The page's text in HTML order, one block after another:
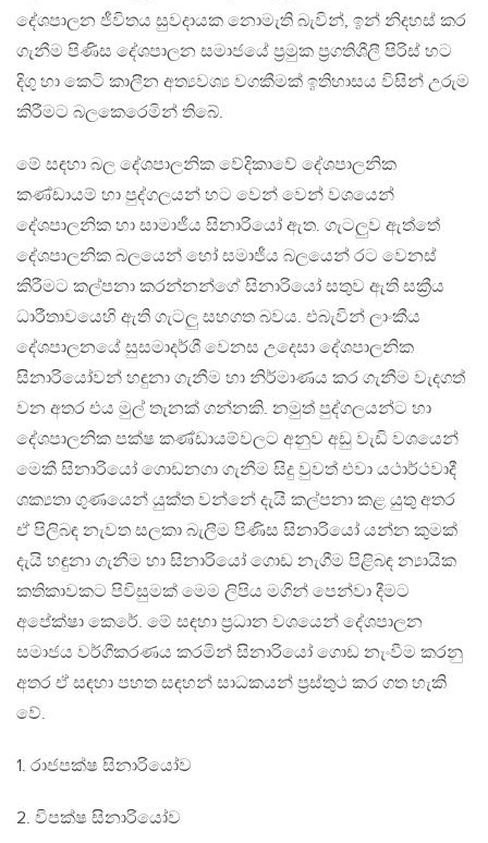
දේශපාලන ජීවිතය සුවදායක නොමැති බැවින්, ඉන් නිදහස් කර
ගැනීම පිණිස දේශපාලන සමාජයේ ප්‍රමුක ප්‍රගතිශීලී පිරිස් හට
දිගු හා කෙටි කාලීන අත්‍යවශ්‍ය වගකීමක් ඉතිහාසය විසින් උරුම
කිරීමට බලකෙරෙමින් තිබේ.
මේ සඳහා බල දේශපාලනික වේදිකාවේ දේශපාලනික
කණ්ඩායම් හා පුද්ගලයන් හට වෙන් වෙන් වශයෙන්
දේශපාලනික හා සාමාජීය සිනාරියෝ ඇත. ගැටලුව ඇත්තේ
දේශපාලනික බලයෙන් හෝ සමාජීය බලයෙන් රට වෙනස්
කිරීමට කල්පනා කරන්නන්ගේ සිනාරියෝ සතුව ඇති සක්‍රීය
ධාරීතාවයෙහි ඇති ගැටලු සහගත බවය. එබැවින් ලාංකීය
දේශපාලනයේ සුසමාදර්ශී වෙනස උදෙසා දේශපාලනික
සිනාරියෝවන් හඳුනා ගැනීම හා නිර්මාණය කර ගැනීම වැදගත්
වන අතර එය මුල් තැනක් ගන්නකි. නමුත් පුද්ගලයන්ට හා
දේශපාලනික පක්ෂ කණ්ඩායම්වලට අනුව අඩු වැඩි වශයෙන්
මෙකී සිනාරියෝ ගොඩනගා ගැනීම සිදු වුවත් එවා යථාර්ථවාදී
ශක්‍යතා ගුණයෙන් යුක්ත වන්නේ දැයි කල්පනා කළ යුතු අතර
ඒ පිලිබඳ නැවත සලකා බැලීම පිණිස සිනාරියෝ යන්න කුමක්
දැයි හඳුනා ගැනීම හා සිනාරියෝ ගොඩ නැගීම පිළිබඳ න්‍යායික
කතිකාවකට පිවිසුමක් මෙම ලිපිය මගින් පෙන්වා දීමට
අපේක්ෂා කෙරේ. මේ සඳහා ප්‍රධාන වශයෙන් දේශපාලන
සමාජය වර්ගීකරණය කරමින් සිනාරියෝ ගොඩ නැංවීම කරනු
අතර ඒ සඳහා පහත සඳහන් සාධකයන් ප්‍රස්තුථ කර ගත හැකි
වේ.
1. රාජපක්ෂ සිනාරියෝව
2. විපක්ෂ සිනාරියෝව